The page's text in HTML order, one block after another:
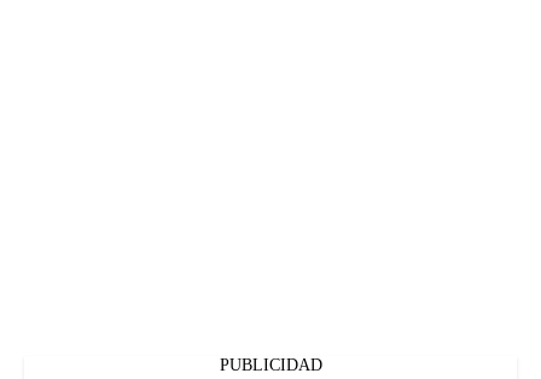
PUBLICIDAD